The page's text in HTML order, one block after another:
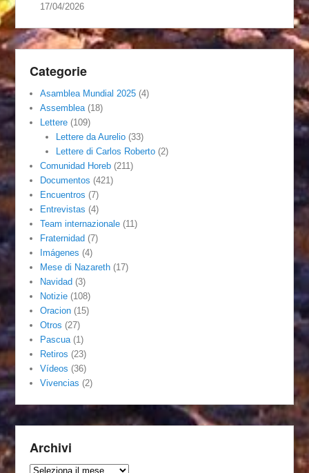
17/04/2026
Categorie
Asamblea Mundial 2025 (4)
Assemblea (18)
Lettere (109)
Lettere da Aurelio(33)
Lettere di Carlos Roberto(2)
Comunidad Horeb (211)
Documentos (421)
Encuentros (7)
Entrevistas (4)
Team internazionale (11)
Fraternidad (7)
Imágenes (4)
Mese di Nazareth (17)
Navidad (3)
Notizie (108)
Oracion (15)
Otros (27)
Pascua (1)
Retiros (23)
Vídeos (36)
Vivencias (2)
Archivi
Archivi